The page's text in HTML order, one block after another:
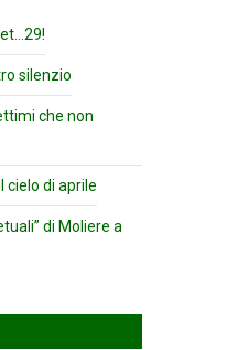
silenzio
che non
cielo di aprile
di Moliere a